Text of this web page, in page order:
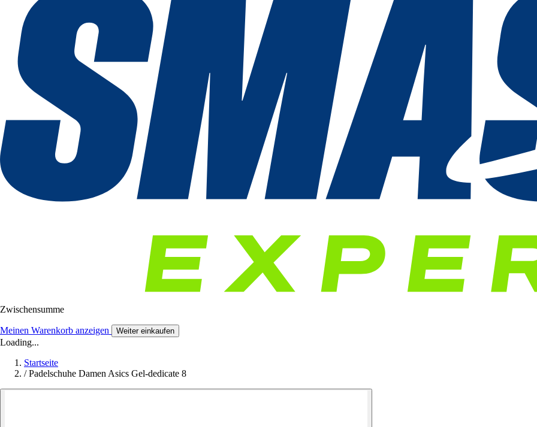
Zwischensumme
Meinen Warenkorb anzeigen Weiter einkaufen
Loading...
Startseite
/ Padelschuhe Damen Asics Gel-dedicate 8